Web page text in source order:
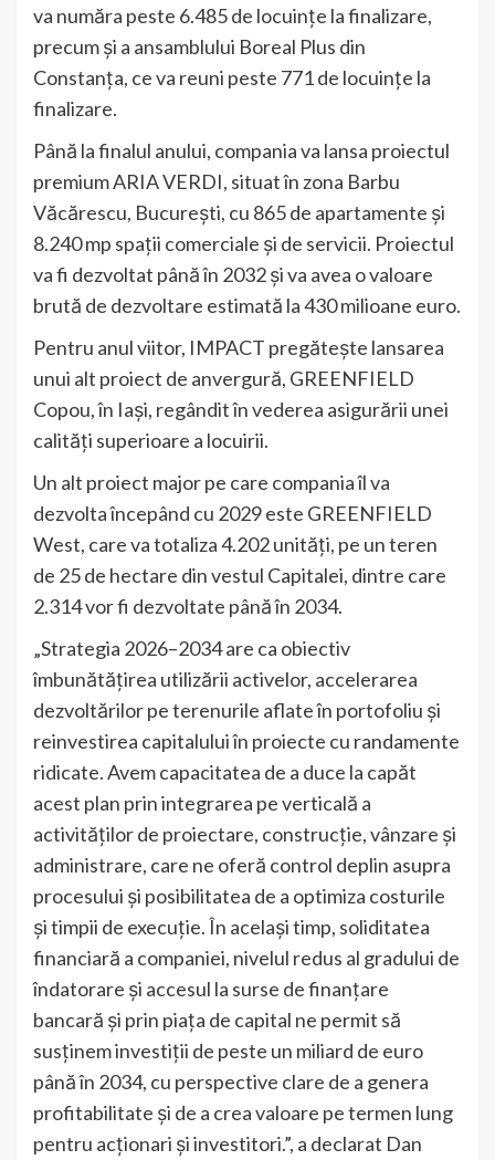
va număra peste 6.485 de locuințe la finalizare,
precum și a ansamblului Boreal Plus din
Constanța, ce va reuni peste 771 de locuințe la
finalizare.
Până la finalul anului, compania va lansa proiectul
premium ARIA VERDI, situat în zona Barbu
Văcărescu, București, cu 865 de apartamente și
8.240 mp spații comerciale și de servicii. Proiectul
va fi dezvoltat până în 2032 și va avea o valoare
brută de dezvoltare estimată la 430 milioane euro.
Pentru anul viitor, IMPACT pregătește lansarea
unui alt proiect de anvergură, GREENFIELD
Copou, în Iași, regândit în vederea asigurării unei
calități superioare a locuirii.
Un alt proiect major pe care compania îl va
dezvolta începând cu 2029 este GREENFIELD
West, care va totaliza 4.202 unități, pe un teren
de 25 de hectare din vestul Capitalei, dintre care
2.314 vor fi dezvoltate până în 2034.
„Strategia 2026–2034 are ca obiectiv
îmbunătățirea utilizării activelor, accelerarea
dezvoltărilor pe terenurile aflate în portofoliu și
reinvestirea capitalului în proiecte cu randamente
ridicate. Avem capacitatea de a duce la capăt
acest plan prin integrarea pe verticală a
activităților de proiectare, construcție, vânzare și
administrare, care ne oferă control deplin asupra
procesului și posibilitatea de a optimiza costurile
și timpii de execuție. În același timp, soliditatea
financiară a companiei, nivelul redus al gradului de
îndatorare și accesul la surse de finanțare
bancară și prin piața de capital ne permit să
susținem investiții de peste un miliard de euro
până în 2034, cu perspective clare de a genera
profitabilitate și de a crea valoare pe termen lung
pentru acționari și investitori.”, a declarat Dan